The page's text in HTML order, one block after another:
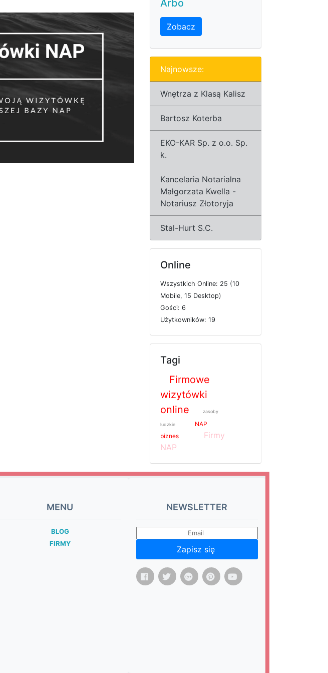
Arbo
Zobacz
Najnowsze:
Wnętrza z Klasą Kalisz
Bartosz Koterba
EKO-KAR Sp. z o.o. Sp.
k.
Kancelaria Notarialna
Małgorzata Kwella -
Notariusz Złotoryja
Stal-Hurt S.C.
Online
Wszystkich Online: 25 (10
Mobile, 15 Desktop)
Gości: 6
Użytkowników: 19
Tagi
Firmowe
wizytówki
online
zasoby
ludzkie
NAP
biznes
Firmy
NAP
MENU
BLOG
FIRMY
NEWSLETTER
Zapisz się